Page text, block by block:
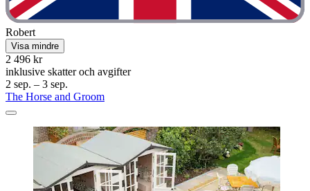
Robert
Visa mindre
2 496 kr
inklusive skatter och avgifter
2 sep. – 3 sep.
The Horse and Groom